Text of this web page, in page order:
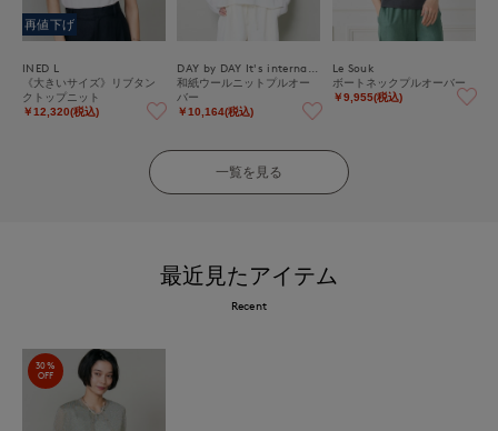
再値下げ
INED L
《大きいサイズ》リブタン
クトップニット
￥12,320(税込)
和紙ウールニットプルオー
バー
￥10,164(税込)
Le Souk
ボートネックプルオーバー
￥9,955(税込)
一覧を見る
最近見たアイテム
Recent
30%
OFF